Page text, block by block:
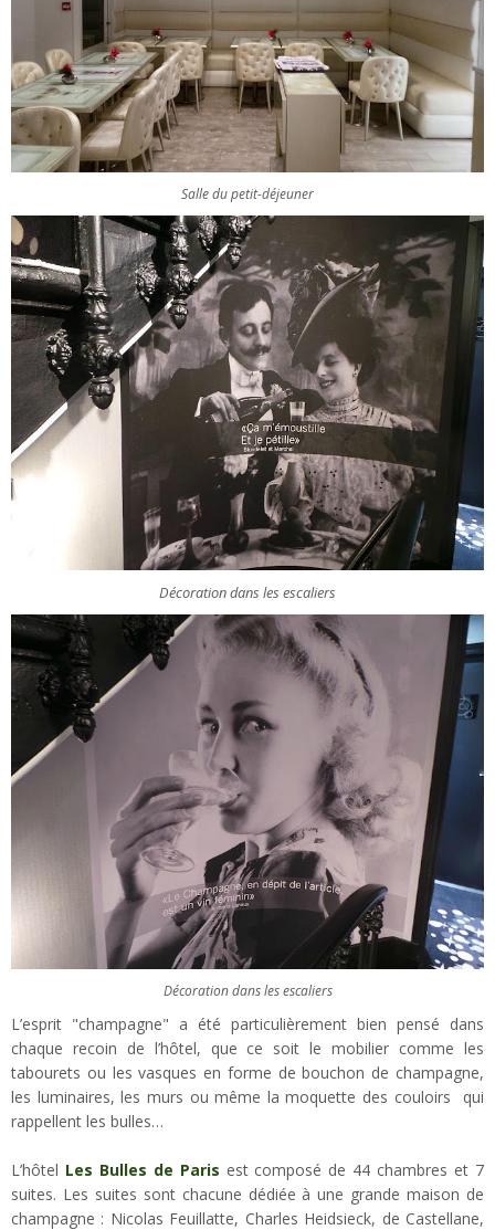
Salle du petit-déjeuner
Décoration dans les escaliers
Décoration dans les escaliers
L’esprit "champagne" a été particulièrement bien pensé dans
chaque recoin de l’hôtel, que ce soit le mobilier comme les
tabourets ou les vasques en forme de bouchon de champagne,
les luminaires, les murs ou même la moquette des couloirs qui
rappellent les bulles…
L’hôtel Les Bulles de Paris est composé de 44 chambres et 7
suites. Les suites sont chacune dédiée à une grande maison de
champagne : Nicolas Feuillatte, Charles Heidsieck, de Castellane,